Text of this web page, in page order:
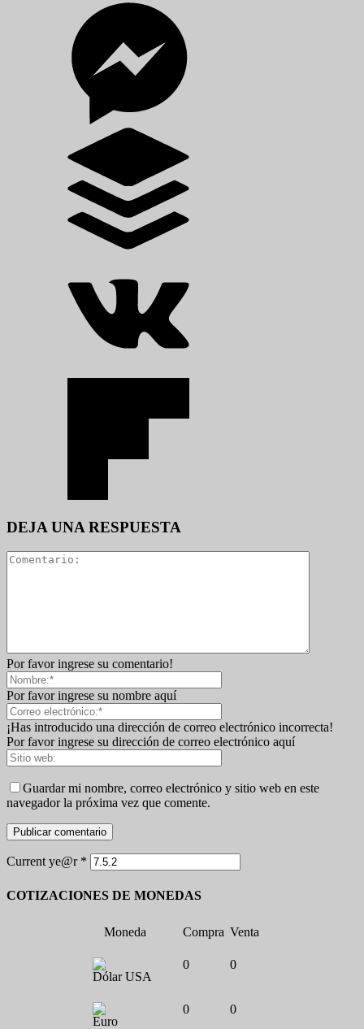
DEJA UNA RESPUESTA
Por favor ingrese su comentario!
Por favor ingrese su nombre aquí
¡Has introducido una dirección de correo electrónico incorrecta!
Por favor ingrese su dirección de correo electrónico aquí
Guardar mi nombre, correo electrónico y sitio web en este
navegador la próxima vez que comente.
Current ye@r *
COTIZACIONES DE MONEDAS
Moneda Compra Venta
Dólar USA
0 0
Euro
0 0